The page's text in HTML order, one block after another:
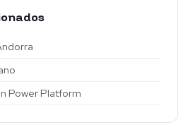
Power Platform